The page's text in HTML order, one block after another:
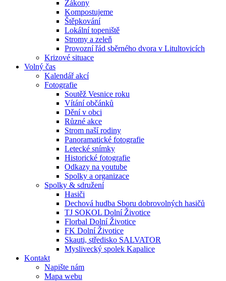
Zákony
Kompostujeme
Štěpkování
Lokální topeniště
Stromy a zeleň
Provozní řád sběrného dvora v Litultovicích
Krizové situace
Volný čas
Kalendář akcí
Fotografie
Soutěž Vesnice roku
Vítání občánků
Dění v obci
Různé akce
Strom naší rodiny
Panoramatické fotografie
Letecké snímky
Historické fotografie
Odkazy na youtube
Spolky a organizace
Spolky & sdružení
Hasiči
Dechová hudba Sboru dobrovolných hasičů
TJ SOKOL Dolní Životice
Florbal Dolní Životice
FK Dolní Životice
Skauti, středisko SALVATOR
Myslivecký spolek Kapalice
Kontakt
Napište nám
Mapa webu